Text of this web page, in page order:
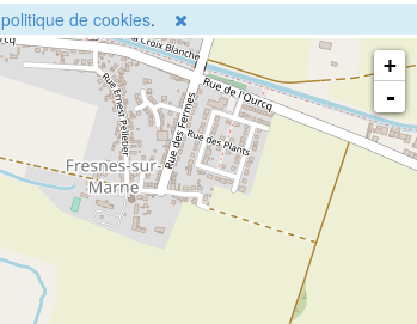
politique de cookies.
+
-